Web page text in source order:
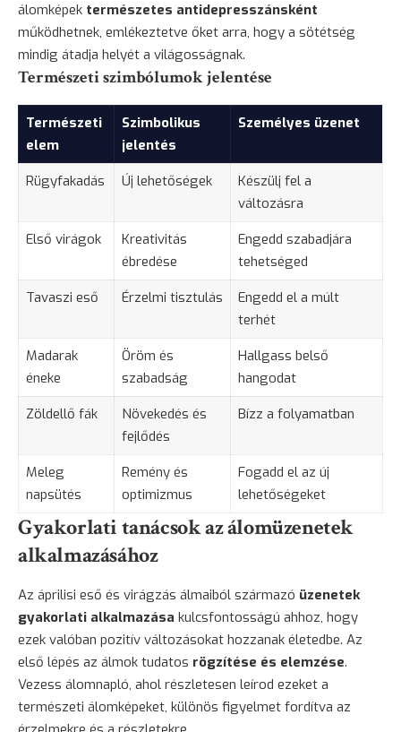
álomképek természetes antidepresszánsként
működhetnek, emlékeztetve őket arra, hogy a sötétség
mindig átadja helyét a világosságnak.
Természeti szimbólumok jelentése
Természeti
elem
Szimbolikus
jelentés
Személyes üzenet
Rügyfakadás Új lehetőségek
Készülj fel a
változásra
Első virágok
Kreativitás
ébredése
Engedd szabadjára
tehetséged
Tavaszi eső
Érzelmi tisztulás
Engedd el a múlt
terhét
Madarak
éneke
Öröm és
szabadság
Hallgass belső
hangodat
Zöldellő fák
Növekedés és
fejlődés
Bízz a folyamatban
Meleg
napsütés
Remény és
optimizmus
Fogadd el az új
lehetőségeket
Gyakorlati tanácsok az álomüzenetek
alkalmazásához
Az áprilisi eső és virágzás álmaiból származó üzenetek
gyakorlati alkalmazása kulcsfontosságú ahhoz, hogy
ezek valóban pozitív változásokat hozzanak életedbe. Az
első lépés az álmok tudatos rögzítése és elemzése.
Vezess álomnapló, ahol részletesen leírod ezeket a
természeti álomképeket, különös figyelmet fordítva az